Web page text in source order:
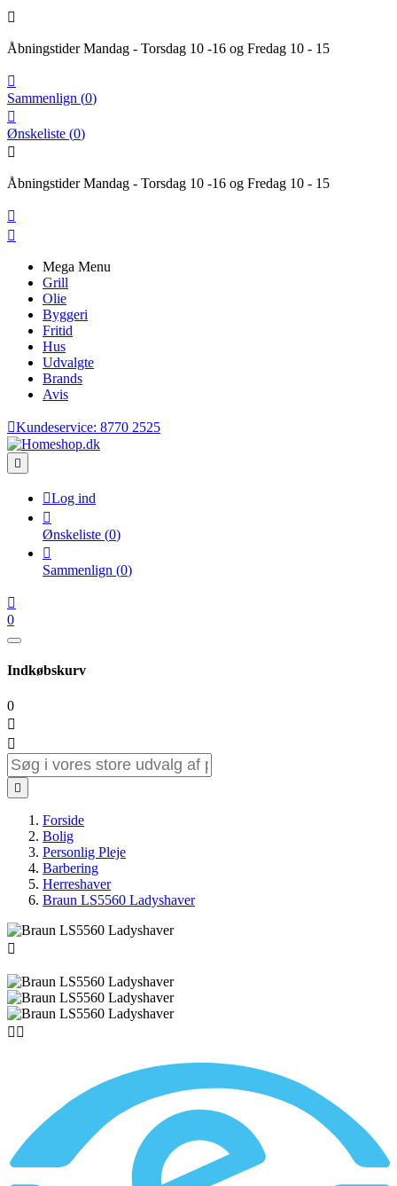

Åbningstider Mandag - Torsdag 10 -16 og Fredag 10 - 15

Sammenlign (0)

Ønskeliste (0)

Åbningstider Mandag - Torsdag 10 -16 og Fredag 10 - 15


Mega Menu
Grill
Olie
Byggeri
Fritid
Hus
Udvalgte
Brands
Avis
Kundeservice: 8770 2525

Log ind

Ønskeliste (0)

Sammenlign (0)

0
Indkøbskurv
0



Forside
Bolig
Personlig Pleje
Barbering
Herreshaver
Braun LS5560 Ladyshaver

 